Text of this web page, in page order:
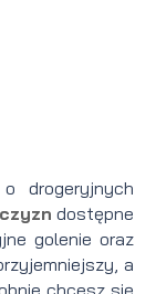
drogeryjnych
dostępne
golenie oraz
a